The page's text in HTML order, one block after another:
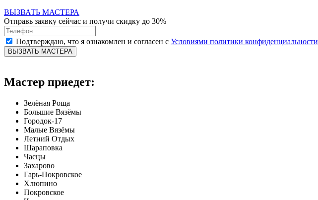
ВЫЗВАТЬ МАСТЕРА
Отправь заявку сейчас и получи скидку до 30%
Подтверждаю, что я ознакомлен и согласен с Условиями политики конфиденциальности
ВЫЗВАТЬ МАСТЕРА
Мастер приедет:
Зелёная Роща
Большие Вязёмы
Городок-17
Малые Вязёмы
Летний Отдых
Шараповка
Часцы
Захарово
Гарь-Покровское
Хлюпино
Покровское